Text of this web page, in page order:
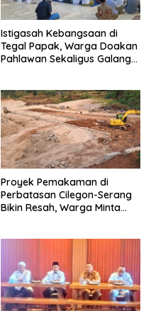
Istigasah Kebangsaan di
Tegal Papak, Warga Doakan
Pahlawan Sekaligus Galang
Proyek Pemakaman di
Perbatasan Cilegon-Serang
Bikin Resah, Warga Minta